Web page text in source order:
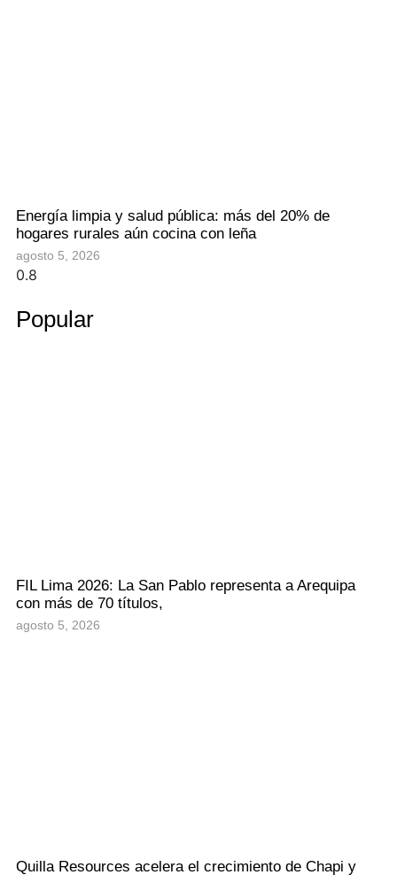
Energía limpia y salud pública: más del 20% de
hogares rurales aún cocina con leña
agosto 5, 2026
Popular
FIL Lima 2026: La San Pablo representa a Arequipa
con más de 70 títulos,
agosto 5, 2026
Quilla Resources acelera el crecimiento de Chapi y